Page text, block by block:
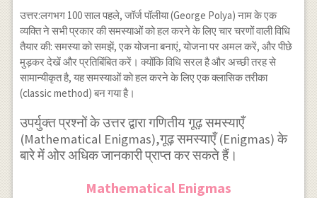
उत्तर:लगभग 100 साल पहले, जॉर्ज पॉलीया (George Polya) नाम के एक
व्यक्ति ने सभी प्रकार की समस्याओं को हल करने के लिए चार चरणों वाली विधि
तैयार की: समस्या को समझें, एक योजना बनाएं, योजना पर अमल करें, और पीछे
मुड़कर देखें और प्रतिबिंबित करें। क्योंकि विधि सरल है और अच्छी तरह से
सामान्यीकृत है, यह समस्याओं को हल करने के लिए एक क्लासिक तरीका
(classic method) बन गया है।
उपर्युक्त प्रश्नों के उत्तर द्वारा गणितीय गूढ़ समस्याएँ
(Mathematical Enigmas),गूढ़ समस्याएँ (Enigmas) के
बारे में ओर अधिक जानकारी प्राप्त कर सकते हैं।
Mathematical Enigmas